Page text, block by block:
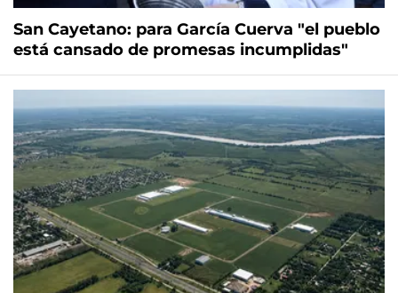
San Cayetano: para García Cuerva "el pueblo
está cansado de promesas incumplidas"